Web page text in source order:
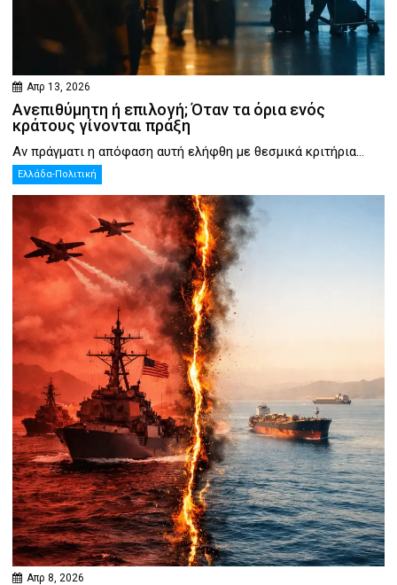
Απρ 13, 2026
Ανεπιθύμητη ή επιλογή; Όταν τα όρια ενός
κράτους γίνονται πράξη
Αν πράγματι η απόφαση αυτή ελήφθη με θεσμικά κριτήρια...
Ελλάδα-Πολιτική
Απρ 8, 2026